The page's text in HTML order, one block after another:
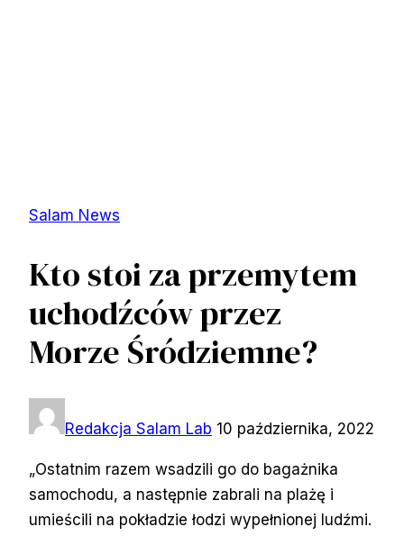
Salam News
Kto stoi za przemytem
uchodźców przez
Morze Śródziemne?
Redakcja Salam Lab 10 października, 2022
„Ostatnim razem wsadzili go do bagażnika
samochodu, a następnie zabrali na plażę i
umieścili na pokładzie łodzi wypełnionej ludźmi.